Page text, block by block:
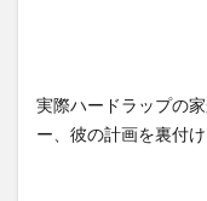
実際ハードラップの
ー、彼の計画を裏付